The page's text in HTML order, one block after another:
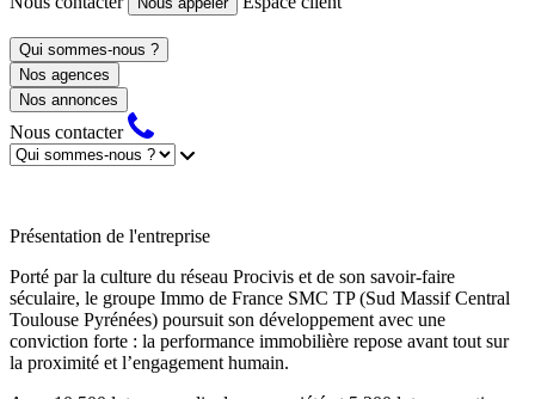
Qui sommes-nous ?
Nos agences
Nos annonces
Nous contacter
Présentation de l'entreprise
Porté par la culture du réseau Procivis et de son savoir-faire
séculaire, le groupe Immo de France SMC TP (Sud Massif Central
Toulouse Pyrénées) poursuit son développement avec une
conviction forte : la performance immobilière repose avant tout sur
la proximité et l’engagement humain.